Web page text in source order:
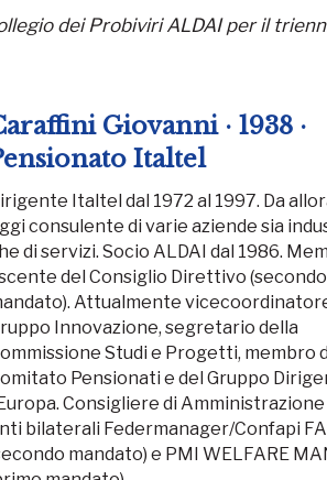
dei Probiviri ALDAI per il
Giovanni · 1938 ·
Italtel
Italtel dal 1972 al 1997. Da
consulente di varie aziende sia
di servizi. Socio ALDAI dal 1986.
del Consiglio Direttivo (secondo
Attualmente
Innovazione, segretario della
Studi e Progetti, membro
Pensionati e del Gruppo
Consigliere di
bilaterali Federmanager/Confapi
mandato) e PMI WELFARE